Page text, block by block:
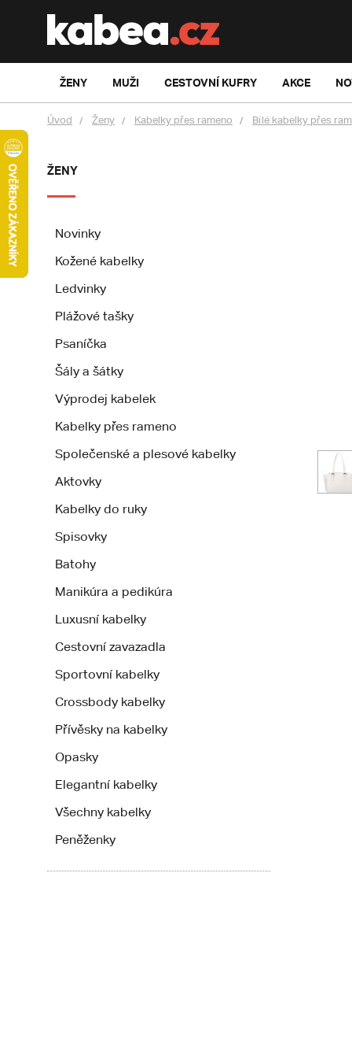
ŽENY MUŽI CESTOVNÍ KUFRY AKCE
Úvod Ženy Kabelky přes rameno Bílé kabelky přes
ŽENY
Novinky
Kožené kabelky
Ledvinky
Plážové tašky
Psaníčka
Šály a šátky
Výprodej kabelek
Kabelky přes rameno
Společenské a plesové kabelky
Aktovky
Kabelky do ruky
Spisovky
Batohy
Manikúra a pedikúra
Luxusní kabelky
Cestovní zavazadla
Sportovní kabelky
Crossbody kabelky
Přívěsky na kabelky
Opasky
Elegantní kabelky
Všechny kabelky
Peněženky